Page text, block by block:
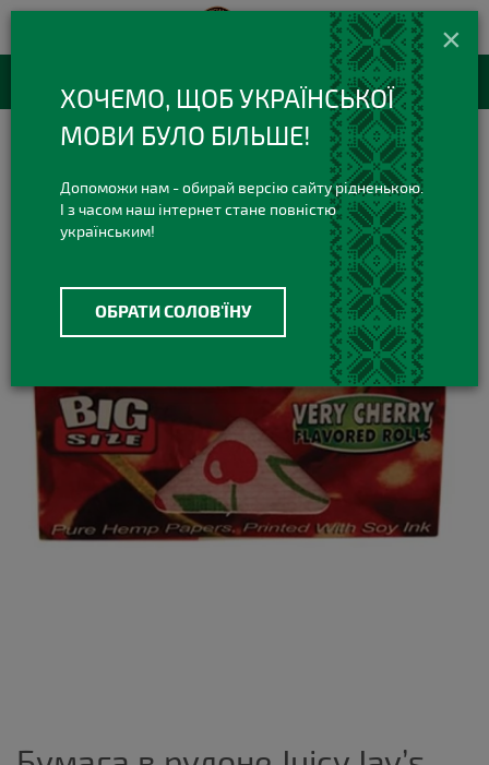
+38(073)420 420 3
Viber Telegram
RU
Бумага в рулоне Juicy Jay’s Cherry 1¼"
×
ХОЧЕМО, ЩОБ УКРАЇНСЬКОЇ
МОВИ БУЛО БІЛЬШЕ!
Допоможи нам - обирай версію сайту рідненькою.
І з часом наш інтернет стане повністю
українським!
ОБРАТИ СОЛОВ'ЇНУ